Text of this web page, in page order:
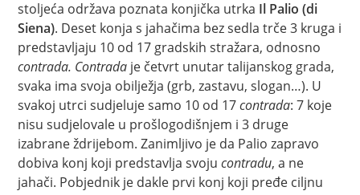
stoljeća održava poznata konjička utrka Il Palio (di
Siena). Deset konja s jahačima bez sedla trče 3 kruga i
predstavljaju 10 od 17 gradskih stražara, odnosno
contrada. Contrada je četvrt unutar talijanskog grada,
svaka ima svoja obilježja (grb, zastavu, slogan…). U
svakoj utrci sudjeluje samo 10 od 17contrada: 7 koje
nisu sudjelovale u prošlogodišnjem i 3 druge
izabrane ždrijebom. Zanimljivo je da Palio zapravo
dobiva konj koji predstavlja svojucontradu, a ne
jahači. Pobjednik je dakle prvi konj koji pređe ciljnu